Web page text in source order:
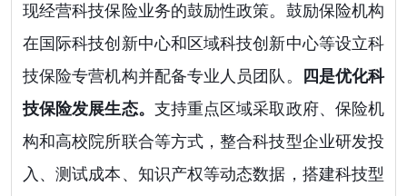
现经营科技保险业务的鼓励性政策。鼓励保险机构
在国际科技创新中心和区域科技创新中心等设立科
技保险专营机构并配备专业人员团队。
四是优化科
技保险发展生态。 支持重点区域采取政府、保险机
构和高校院所联合等方式，整合科技型企业研发投
入、测试成本、知识产权等动态数据，搭建科技型